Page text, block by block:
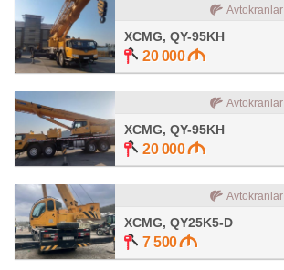
Avtokranlar
XCMG, QY-95KH
20 000
Avtokranlar
XCMG, QY-95KH
20 000
Avtokranlar
XCMG, QY25K5-D
7 500